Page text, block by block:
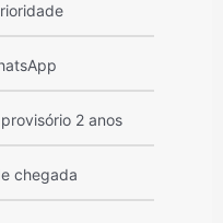
2 anos
chegada